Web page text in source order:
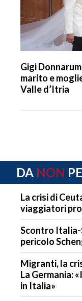
Gigi
marito e
Valle d’Itria
DA NON
La crisi di
viaggiatori
Scontro Italia-
pericolo
Migranti, la
La Germania:
in Italia»